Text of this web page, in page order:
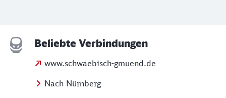
Beliebte Verbindungen
www.schwaebisch-gmuend.de
Nach Nürnberg